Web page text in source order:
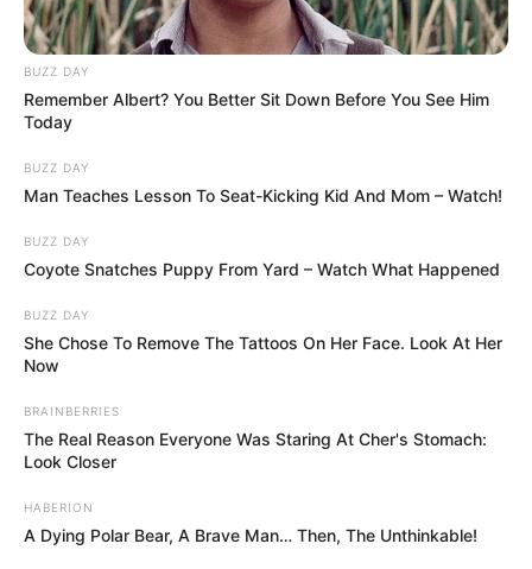
BUZZ DAY
Remember Albert? You Better Sit Down Before You See Him
Today
BUZZ DAY
Man Teaches Lesson To Seat-Kicking Kid And Mom – Watch!
BUZZ DAY
Coyote Snatches Puppy From Yard – Watch What Happened
BUZZ DAY
She Chose To Remove The Tattoos On Her Face. Look At Her
Now
BRAINBERRIES
The Real Reason Everyone Was Staring At Cher's Stomach:
Look Closer
HABERION
A Dying Polar Bear, A Brave Man… Then, The Unthinkable!